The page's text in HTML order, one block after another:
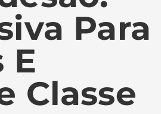
Para
E
Classe